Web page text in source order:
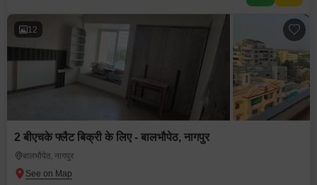
12
2 बीएचके फ्लैट बिक्री के लिए - बालभौपेठ, नागपुर
बालभौपेठ, नागपुर